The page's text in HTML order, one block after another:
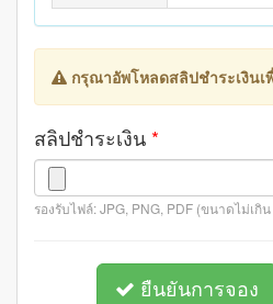
กรุณาอัพโหลดสลิปชำระเงินเ
สลิปชำระเงิน *
รองรับไฟล์: JPG, PNG, PDF (ขนาดไม่เกิ
ยืนยันการจอง